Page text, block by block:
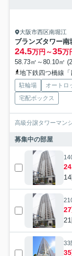
大阪市西区南堀江
ブランズタワー南
24.5万円～35万
58.73㎡～80.10㎡
地下鉄四つ橋線
駐輪場 オートロ
宅配ボックス
高級分譲タワーマン
募集中の部屋
33